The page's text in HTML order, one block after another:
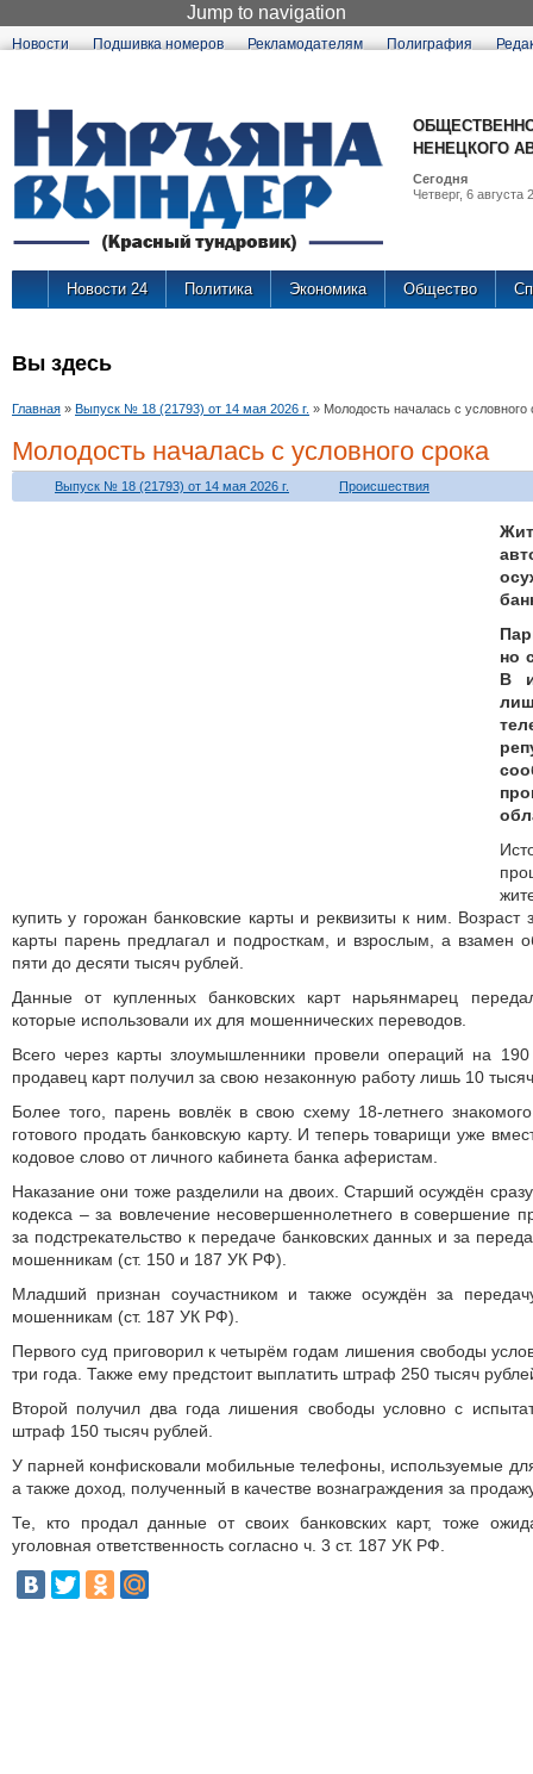
Jump to navigation
Новости Подшивка номеров Рекламодателям Полиграфия
НЕНЕЦКОГО
Сегодня
Четверг, 6 августа
Новости 24 Политика Экономика Общество
Вы здесь
Главная » Выпуск № 18 (21793) от 14 мая 2026 г. » Молодость началась с условного
Молодость началась с условного срока
Выпуск № 18 (21793) от 14 мая 2026 г. Происшествия
но
В
купить у горожан банковские карты и реквизиты к ним.
карты парень предлагал и подросткам, и взрослым, а взамен
пяти до десяти тысяч рублей.
Данные от купленных банковских карт нарьянмарец
которые использовали их для мошеннических переводов.
Всего через карты злоумышленники провели операций на
продавец карт получил за свою незаконную работу лишь 10
Более того, парень вовлёк в свою схему 18-летнего
готового продать банковскую карту. И теперь товарищи уже
кодовое слово от личного кабинета банка аферистам.
Наказание они тоже разделили на двоих. Старший осуждён
кодекса – за вовлечение несовершеннолетнего в совершение
за подстрекательство к передаче банковских данных и за
мошенникам (ст. 150 и 187 УК РФ).
Младший признан соучастником и также осуждён за
мошенникам (ст. 187 УК РФ).
Первого суд приговорил к четырём годам лишения свободы
три года. Также ему предстоит выплатить штраф 250 тысяч
Второй получил два года лишения свободы условно с
штраф 150 тысяч рублей.
У парней конфисковали мобильные телефоны, используемые
а также доход, полученный в качестве вознаграждения за
Те, кто продал данные от своих банковских карт, тоже
уголовная ответственность согласно ч. 3 ст. 187 УК РФ.